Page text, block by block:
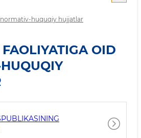
huquqiy hujjatlar
OID